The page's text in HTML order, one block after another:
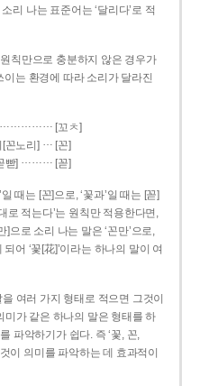
리 나는 표준어는 ‘달리다’로 적
칙만으로 충분하지 않은 경우가
이는 환경에 따라 소리가 달라진
…………… [꼬ㅊ]
꼰노리] … [꼰]
빧] ……… [꼳]
일 때는 [꼰]으로, ‘꽃과’일 때는 [꼳]
로 적는다’는 원칙만 적용한다면,
]으로 소리 나는 말은 ‘꼰만’으로,
어 ‘꽃[花]’이라는 하나의 말이 여
여러 가지 형태로 적으면 그것이
미가 같은 하나의 말은 형태를 하
파악하기가 쉽다. 즉 ‘꽃, 꼰,
이 의미를 파악하는 데 효과적이